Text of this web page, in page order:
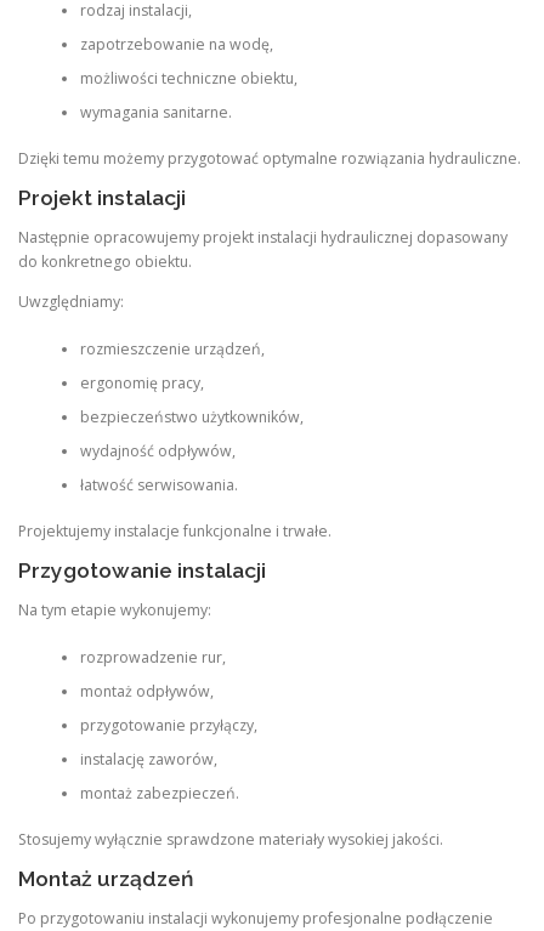
rodzaj instalacji,
zapotrzebowanie na wodę,
możliwości techniczne obiektu,
wymagania sanitarne.
Dzięki temu możemy przygotować optymalne rozwiązania hydrauliczne.
Projekt instalacji
Następnie opracowujemy projekt instalacji hydraulicznej dopasowany
do konkretnego obiektu.
Uwzględniamy:
rozmieszczenie urządzeń,
ergonomię pracy,
bezpieczeństwo użytkowników,
wydajność odpływów,
łatwość serwisowania.
Projektujemy instalacje funkcjonalne i trwałe.
Przygotowanie instalacji
Na tym etapie wykonujemy:
rozprowadzenie rur,
montaż odpływów,
przygotowanie przyłączy,
instalację zaworów,
montaż zabezpieczeń.
Stosujemy wyłącznie sprawdzone materiały wysokiej jakości.
Montaż urządzeń
Po przygotowaniu instalacji wykonujemy profesjonalne podłączenie